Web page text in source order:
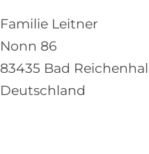
Familie Leitner
Nonn 86
83435 Bad
Deutschland